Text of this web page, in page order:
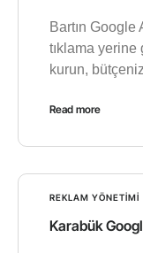
Bartın Google
tıklama
kurun,
Read more
REKLAM YÖNETIMI
Karabük